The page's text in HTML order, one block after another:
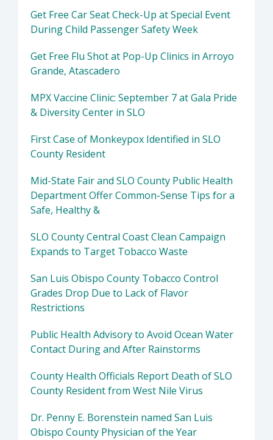
Get Free Car Seat Check-Up at Special Event
During Child Passenger Safety Week
Get Free Flu Shot at Pop-Up Clinics in Arroyo
Grande, Atascadero
MPX Vaccine Clinic: September 7 at Gala Pride
& Diversity Center in SLO
First Case of Monkeypox Identified in SLO
County Resident
Mid-State Fair and SLO County Public Health
Department Offer Common-Sense Tips for a
Safe, Healthy &
SLO County Central Coast Clean Campaign
Expands to Target Tobacco Waste
San Luis Obispo County Tobacco Control
Grades Drop Due to Lack of Flavor
Restrictions
Public Health Advisory to Avoid Ocean Water
Contact During and After Rainstorms
County Health Officials Report Death of SLO
County Resident from West Nile Virus
Dr. Penny E. Borenstein named San Luis
Obispo County Physician of the Year